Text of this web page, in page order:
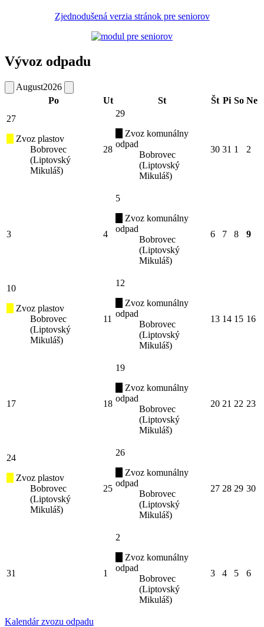
Zjednodušená verzia stránok pre seniorov
Vývoz odpadu
August2026
Po
Ut St Št Pi So Ne
27
Zvoz plastov
Bobrovec
(Liptovský
Mikuláš)
28
29
Zvoz komunálny
odpad
Bobrovec
(Liptovský
Mikuláš)
30 31 1 2
3 4
5
Zvoz komunálny
odpad
Bobrovec
(Liptovský
Mikuláš)
6 7 8 9
10
Zvoz plastov
Bobrovec
(Liptovský
Mikuláš)
11
12
Zvoz komunálny
odpad
Bobrovec
(Liptovský
Mikuláš)
13 14 15 16
17 18
19
Zvoz komunálny
odpad
Bobrovec
(Liptovský
Mikuláš)
20 21 22 23
24
Zvoz plastov
Bobrovec
(Liptovský
Mikuláš)
25
26
Zvoz komunálny
odpad
Bobrovec
(Liptovský
Mikuláš)
27 28 29 30
31 1
2
Zvoz komunálny
odpad
Bobrovec
(Liptovský
Mikuláš)
3 4 5 6
Kalendár zvozu odpadu